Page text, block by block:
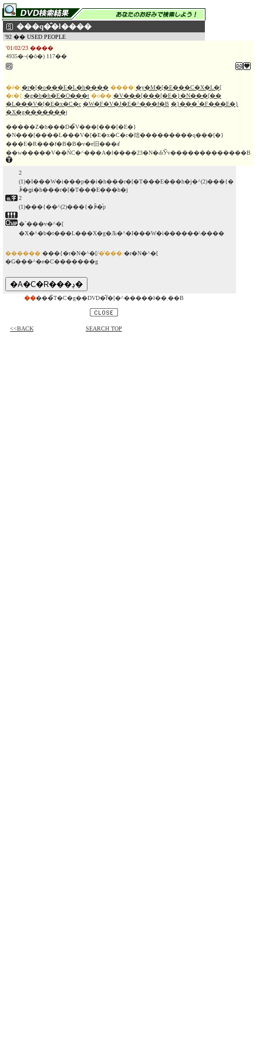
���q�̑�l����
'92 �� USED PEOPLE
'01/02/23 ����
4935�~(�ō�) 117��
�ē�:�r�[�o���E�L�h���� ����:�y�M�[�E���C�X�L�[
�r�{:�g�b�h�E�O���t �o��:�V���[���[�E�}�N���[��
�L���V�[�E�x�C�c �W�F�V�J�E�^���f�B �}���`�F���E�}
�X�g�������j
�����Z�h���D�̃V���[���[�E�}
�N���[����L���V�[�E�x�C�c�炪���������q���[�}
���E�R���f�B�B�v�ɐ旧���ꂽ
��w�����V��ŃC�^���A�l����23�N�Ԃ̕Ўv�������������B
2
(1)�I���W�i���p��i�h���r�[�T���E���h�j�^(2)���{�
ꐁ�ցi�h���r�[�T���E���h�j
2
(1)���{��^(2)���{�ꐁ�֗p
�`���v�^�[
�X�^�b�t���L���X�g�Љ�^�I���W�i������\����
������:���{�r�N�^�[/�̔���:�r�N�^�[
�G���^�e�C�������g
�� ���̃T�C�g��DVD�̂݃f�[�^�����ł��܂��B
<<BACK SEARCH TOP